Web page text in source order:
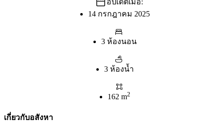
อัปเดตเมื่อ:
14 กรกฎาคม 2025
3 ห้องนอน
3 ห้องน้ำ
162 m2
เกี่ยวกับอสังหา